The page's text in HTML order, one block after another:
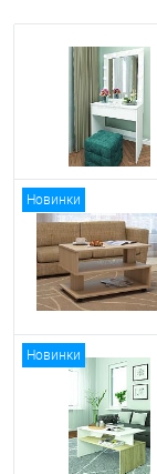
Новинки
Новинки